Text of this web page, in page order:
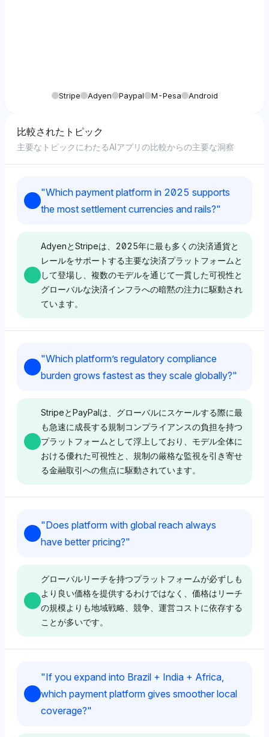
Stripe Adyen Paypal M-Pesa Android
比較されたトピック
主要なトピックにわたるAIアプリの比較からの主要な洞察
"Which payment platform in 2025 supports
the most settlement currencies and rails?"
AdyenとStripeは、2025年に最も多くの決済通貨と
レールをサポートする主要な決済プラットフォームと
して登場し、複数のモデルを通じて一貫した可視性と
グローバルな決済インフラへの暗黙の注力に駆動され
ています。
Grokは可視性シェアが最も高いStripe (3.6%) とAdyen
(3.3%) を支持し、広範なグローバルリーチとおそらく
に注目していることを示唆しています。そのトーンは中
立で、明示的な感情なしに可視性を強調しています。
Chatgpt
ートのリーダーとしてのこれらのプラットフォームの認
識を暗示しています。トーンはポジティブで、彼らの優
Perplexity
PerplexityはStripe (3%) とPayPal (3%) に対して同等
そのトーンは中立で、強い偏りなしに可視性に焦点を当
てています。
"Which platform’s regulatory compliance
burden grows fastest as they scale globally?"
StripeとPayPalは、グローバルにスケールする際に最
も急速に成長する規制コンプライアンスの負担を持つ
プラットフォームとして浮上しており、モデル全体に
おける優れた可視性と、規制の厳格な監視を引き寄せ
る金融取引への焦点に駆動されています。
DeepseekはStripeとPayPalの複数プラットフォームに
対してバランスが取れた低い可視性シェアを示し、各
ます。その認識は、規制の負担が決済プラットフォーム
とソーシャルメディアの間で配分されていることを示唆
しており、コンプライアンス課題の特定のリーダーを強
調していません。
ChatGPTはStripeとPayPalの両方に対して8.3%の可視
性シェアを強く支持しており、グローバルな決済エコシ
ステムにおける彼らの優位性に対してポジティブなトー
"Does platform with global reach always
have better pricing?"
グローバルリーチを持つプラットフォームが必ずしも
より良い価格を提供するわけではなく、価格はリーチ
の規模よりも地域戦略、競争、運営コストに依存する
ことが多いです。
GrokはAmazon Web Services (AWS) に2.6%の可視
性シェアを付与し、グローバルインフラによる優位性の
認識を示唆していますが、価格に関しては中立的で、リ
"If you expand into Brazil + India + Africa,
which payment platform gives smoother local
coverage?"